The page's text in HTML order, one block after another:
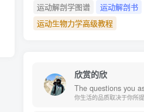
运动解剖学图谱
运动解剖书
运动生物力学高级教程
欣赏的欣
The questions you
你生活的品质取决于你所